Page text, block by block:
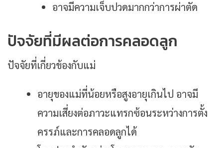
อาจมีความเจ็บปวดมากกว่าการผ่าตัด
ปัจจัยที่มีผลต่อการคลอดลูก
ปัจจัยที่เกี่ยวข้องกับแม่
อายุของแม่ที่น้อยหรือสูงอายุเกินไป อาจมี
ความเสี่ยงต่อภาวะแทรกซ้อนระหว่างการตั้ง
ครรภ์และการคลอดลูกได้